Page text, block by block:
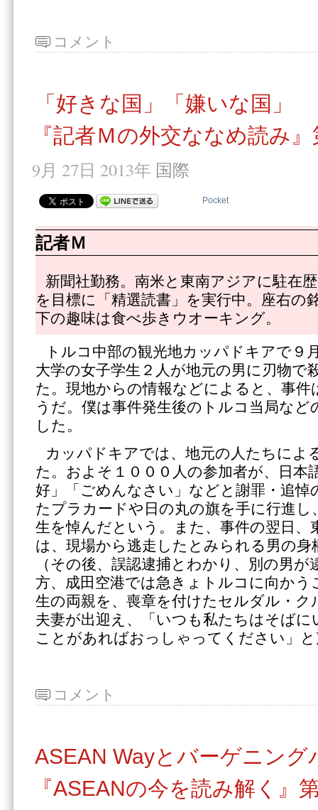
コメント
「好きな国」「嫌いな国」
『記者Ｍの外交ななめ読み
9月 27日 2013年 国際
Pocket
記者Ｍ
新聞社勤務。南米と東南アジアに駐在
を目標に「精選読書」を実行中。座右の
下の趣味は食べ歩きウオーキング。
トルコ中部の観光地カッパドキアで９
大学の女子学生２人が地元の男に刃物で
た。現地からの情報などによると、事件
うだ。僕は事件発生後のトルコ当局など
した。
カッパドキアでは、地元の人たちによ
た。およそ１０００人の参加者が、日本
好」「ごめんなさい」などと謝罪・追悼
たプラカードや日の丸の旗を手に行進し
生を悼んだという。また、事件の翌日、
は、現場から逃走したとみられる男の身
（その後、誤認逮捕とわかり、別の男
方、成田空港では急きょトルコに向かう
生の両親を、喪章を付けたセルダル・ク
夫妻が出迎え、「いつも私たちはそば
ことがあればおっしゃってください」
コメント
ASEAN Wayとバーゲニング
『ASEANの今を読み解く』